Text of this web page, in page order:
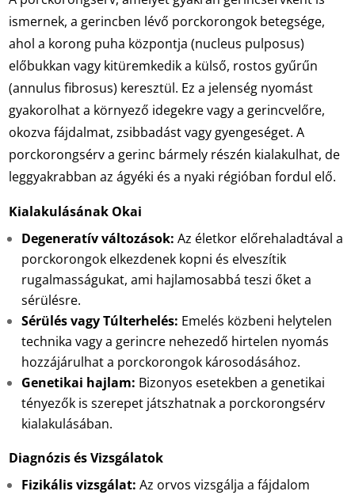
ismernek, a gerincben lévő porckorongok betegsége,
ahol a korong puha központja (nucleus pulposus)
előbukkan vagy kitüremkedik a külső, rostos gyűrűn
(annulus fibrosus) keresztül. Ez a jelenség nyomást
gyakorolhat a környező idegekre vagy a gerincvelőre,
okozva fájdalmat, zsibbadást vagy gyengeséget. A
porckorongsérv a gerinc bármely részén kialakulhat, de
leggyakrabban az ágyéki és a nyaki régióban fordul elő.
Kialakulásának Okai
Degeneratív változások: Az életkor előrehaladtával a
porckorongok elkezdenek kopni és elveszítik
rugalmasságukat, ami hajlamosabbá teszi őket a
sérülésre.
Sérülés vagy Túlterhelés: Emelés közbeni helytelen
technika vagy a gerincre nehezedő hirtelen nyomás
hozzájárulhat a porckorongok károsodásához.
Genetikai hajlam: Bizonyos esetekben a genetikai
tényezők is szerepet játszhatnak a porckorongsérv
kialakulásában.
Diagnózis és Vizsgálatok
Fizikális vizsgálat: Az orvos vizsgálja a fájdalom